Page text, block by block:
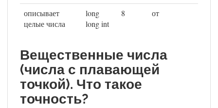
описывает
целые числа
long
long int
8 от
Вещественные числа
(числа с плавающей
точкой). Что такое
точность?